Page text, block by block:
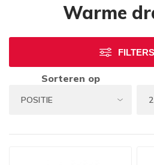
Warme
FILTERS
Sorteren op